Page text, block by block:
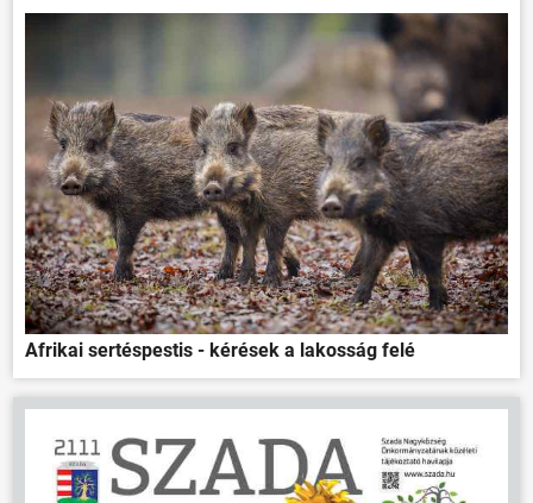
Afrikai sertéspestis - kérések a lakosság felé